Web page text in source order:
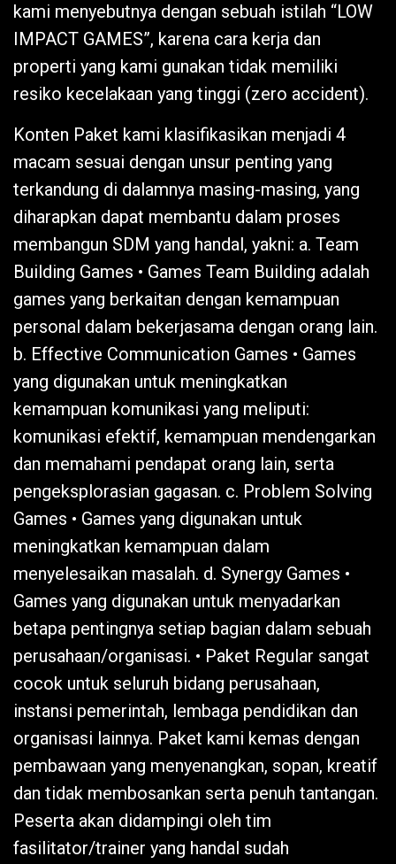
kami menyebutnya dengan sebuah istilah “LOW
IMPACT GAMES”, karena cara kerja dan
properti yang kami gunakan tidak memiliki
resiko kecelakaan yang tinggi (zero accident).
Konten Paket kami klasifikasikan menjadi 4
macam sesuai dengan unsur penting yang
terkandung di dalamnya masing-masing, yang
diharapkan dapat membantu dalam proses
membangun SDM yang handal, yakni: a. Team
Building Games • Games Team Building adalah
games yang berkaitan dengan kemampuan
personal dalam bekerjasama dengan orang lain.
b. Effective Communication Games • Games
yang digunakan untuk meningkatkan
kemampuan komunikasi yang meliputi:
komunikasi efektif, kemampuan mendengarkan
dan memahami pendapat orang lain, serta
pengeksplorasian gagasan. c. Problem Solving
Games • Games yang digunakan untuk
meningkatkan kemampuan dalam
menyelesaikan masalah. d. Synergy Games •
Games yang digunakan untuk menyadarkan
betapa pentingnya setiap bagian dalam sebuah
perusahaan/organisasi. • Paket Regular sangat
cocok untuk seluruh bidang perusahaan,
instansi pemerintah, lembaga pendidikan dan
organisasi lainnya. Paket kami kemas dengan
pembawaan yang menyenangkan, sopan, kreatif
dan tidak membosankan serta penuh tantangan.
Peserta akan didampingi oleh tim
fasilitator/trainer yang handal sudah